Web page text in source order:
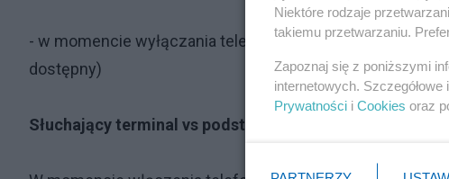
- w momencie wyłączania telefonu (tzw odłożenie sesji
dostępny)
Słuchający terminal vs podstępny przekaźnik:
Niektóre rodzaje
takiemu przetwarzaniu.
Zapoznaj się z poniższymi
internetowych.
Prywatności i Cookies oraz